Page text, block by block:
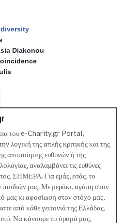
diversity
Diakonou
του e-Charity.gr Portal,
λογική της απλής κριτικής και της
αποποίησης ευθυνών ή της
αναλαμβάνει τις ευθύνες
ΣΗΜΕΡΑ. Για εμάς, εσάς, το
μας. Με μεράκι, αγάπη στον
μας κι αφοσίωση στον στόχο μας,
από κάθε γειτονιά της Ελλάδας,
Να κάνουμε το όραμά μας,